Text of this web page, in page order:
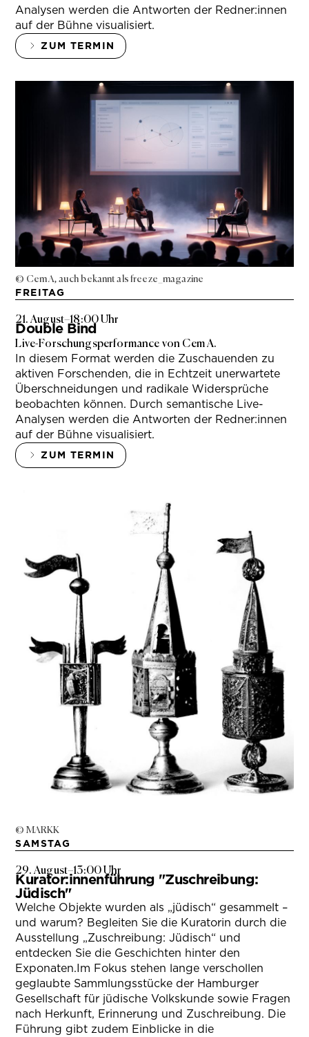
Analysen werden die Antworten der Redner:innen
auf der Bühne visualisiert.
ZUM TERMIN
© Cem A, auch bekannt als freeze_magazine
FREITAG
21. August–18:00 Uhr
Double Bind
Live-Forschungsperformance von Cem A.
In diesem Format werden die Zuschauenden zu
aktiven Forschenden, die in Echtzeit unerwartete
Überschneidungen und radikale Widersprüche
beobachten können. Durch semantische Live-
Analysen werden die Antworten der Redner:innen
auf der Bühne visualisiert.
ZUM TERMIN
© MARKK
SAMSTAG
29. August–13:00 Uhr
Kurator:innenführung "Zuschreibung:
Jüdisch"
Welche Objekte wurden als „jüdisch“ gesammelt –
und warum? Begleiten Sie die Kuratorin durch die
Ausstellung „Zuschreibung: Jüdisch“ und
entdecken Sie die Geschichten hinter den
Exponaten.Im Fokus stehen lange verschollen
geglaubte Sammlungsstücke der Hamburger
Gesellschaft für jüdische Volkskunde sowie Fragen
nach Herkunft, Erinnerung und Zuschreibung. Die
Führung gibt zudem Einblicke in die